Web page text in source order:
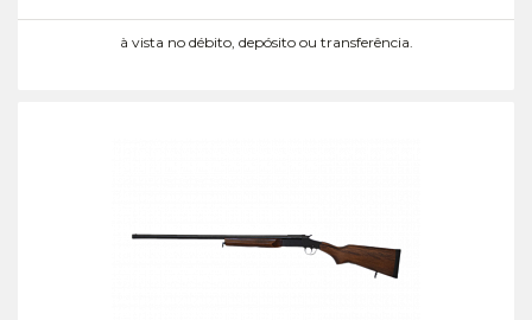
à vista no débito, depósito ou transferência.